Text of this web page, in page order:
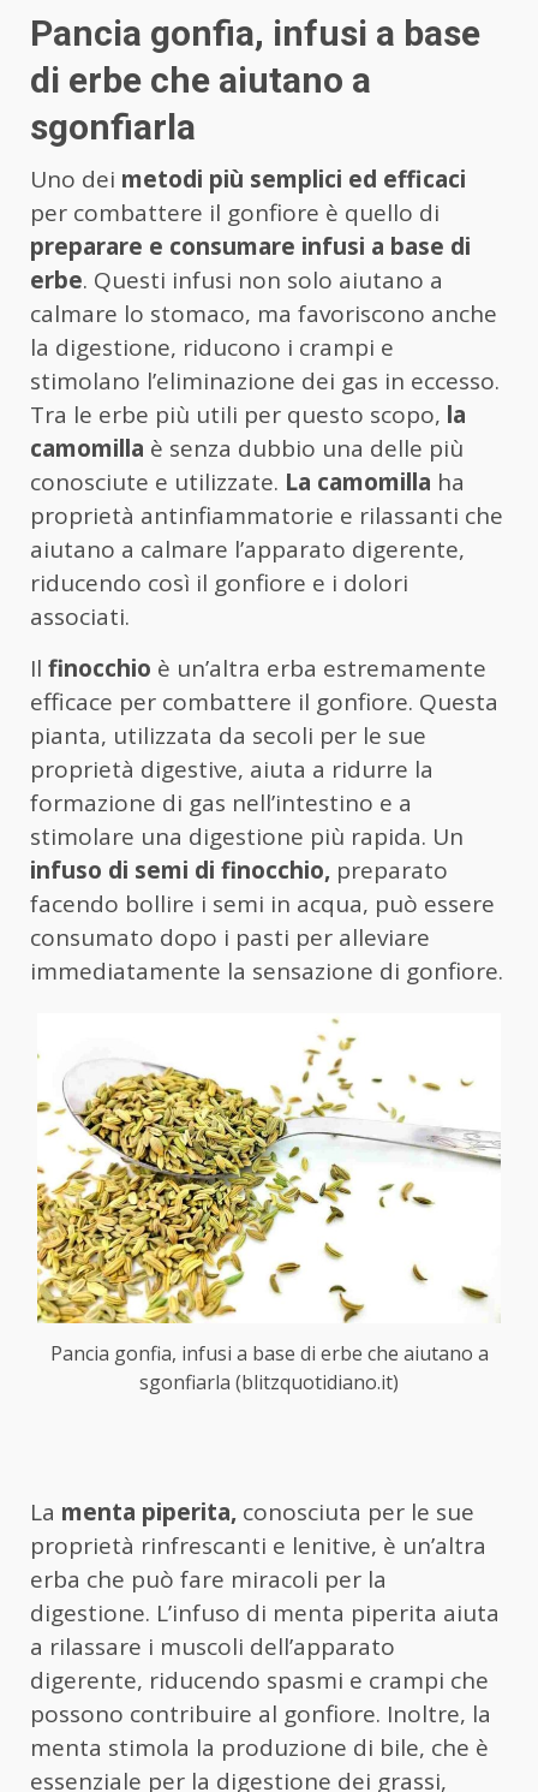
Pancia gonfia, infusi a base
di erbe che aiutano a
sgonfiarla
Uno dei metodi più semplici ed efficaci
per combattere il gonfiore è quello di
preparare e consumare infusi a base di
erbe. Questi infusi non solo aiutano a
calmare lo stomaco, ma favoriscono anche
la digestione, riducono i crampi e
stimolano l’eliminazione dei gas in eccesso.
Tra le erbe più utili per questo scopo, la
camomilla è senza dubbio una delle più
conosciute e utilizzate. La camomilla ha
proprietà antinfiammatorie e rilassanti che
aiutano a calmare l’apparato digerente,
riducendo così il gonfiore e i dolori
associati.
Il finocchio è un’altra erba estremamente
efficace per combattere il gonfiore. Questa
pianta, utilizzata da secoli per le sue
proprietà digestive, aiuta a ridurre la
formazione di gas nell’intestino e a
stimolare una digestione più rapida. Un
infuso di semi di finocchio, preparato
facendo bollire i semi in acqua, può essere
consumato dopo i pasti per alleviare
immediatamente la sensazione di gonfiore.
Pancia gonfia, infusi a base di erbe che aiutano a
sgonfiarla (blitzquotidiano.it)
La menta piperita, conosciuta per le sue
proprietà rinfrescanti e lenitive, è un’altra
erba che può fare miracoli per la
digestione. L’infuso di menta piperita aiuta
a rilassare i muscoli dell’apparato
digerente, riducendo spasmi e crampi che
possono contribuire al gonfiore. Inoltre, la
menta stimola la produzione di bile, che è
essenziale per la digestione dei grassi,